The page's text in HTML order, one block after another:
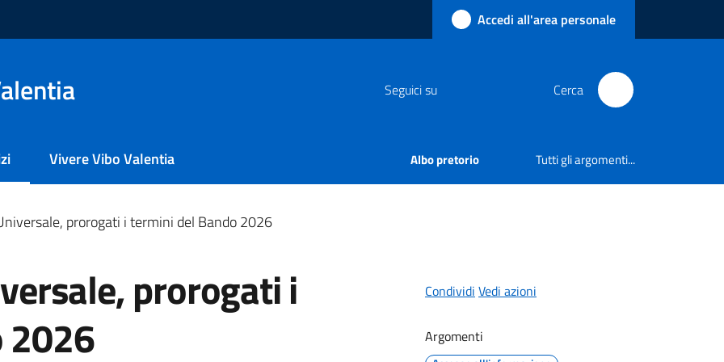
Accedi all'area personale
Seguici su Cerca
selezionatoVivere Vibo Valentia Albo pretorio Tutti gli argomenti...
prorogati i termini del Bando 2026
prorogati i
2026
Condividi Vedi azioni
Argomenti